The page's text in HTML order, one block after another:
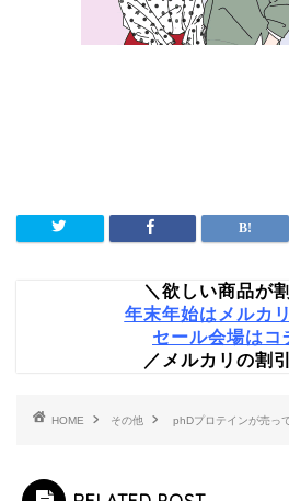
＼欲しい商品が
年末年始はメルカ
セール会場はコ
／メルカリの割
HOME その他 phDプロテインが売っ